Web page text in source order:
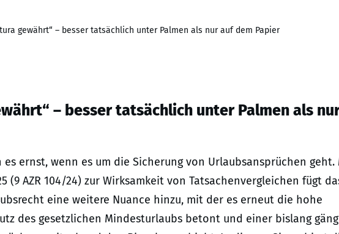
gewährt“ – besser tatsächlich unter Palmen als nur auf dem Papier
– besser tatsächlich unter Palmen als
ernst, wenn es um die Sicherung von Urlaubsansprüchen geht.
(9 AZR 104/24) zur Wirksamkeit von Tatsachenvergleichen fügt
eine weitere Nuance hinzu, mit der es erneut die hohe
des gesetzlichen Mindesturlaubs betont und einer bislang